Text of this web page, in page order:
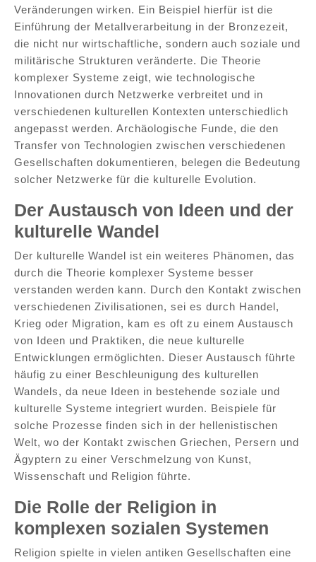
Veränderungen wirken. Ein Beispiel hierfür ist die
Einführung der Metallverarbeitung in der Bronzezeit,
die nicht nur wirtschaftliche, sondern auch soziale und
militärische Strukturen veränderte. Die Theorie
komplexer Systeme zeigt, wie technologische
Innovationen durch Netzwerke verbreitet und in
verschiedenen kulturellen Kontexten unterschiedlich
angepasst werden. Archäologische Funde, die den
Transfer von Technologien zwischen verschiedenen
Gesellschaften dokumentieren, belegen die Bedeutung
solcher Netzwerke für die kulturelle Evolution.
Der Austausch von Ideen und der
kulturelle Wandel
Der kulturelle Wandel ist ein weiteres Phänomen, das
durch die Theorie komplexer Systeme besser
verstanden werden kann. Durch den Kontakt zwischen
verschiedenen Zivilisationen, sei es durch Handel,
Krieg oder Migration, kam es oft zu einem Austausch
von Ideen und Praktiken, die neue kulturelle
Entwicklungen ermöglichten. Dieser Austausch führte
häufig zu einer Beschleunigung des kulturellen
Wandels, da neue Ideen in bestehende soziale und
kulturelle Systeme integriert wurden. Beispiele für
solche Prozesse finden sich in der hellenistischen
Welt, wo der Kontakt zwischen Griechen, Persern und
Ägyptern zu einer Verschmelzung von Kunst,
Wissenschaft und Religion führte.
Die Rolle der Religion in
komplexen sozialen Systemen
Religion spielte in vielen antiken Gesellschaften eine